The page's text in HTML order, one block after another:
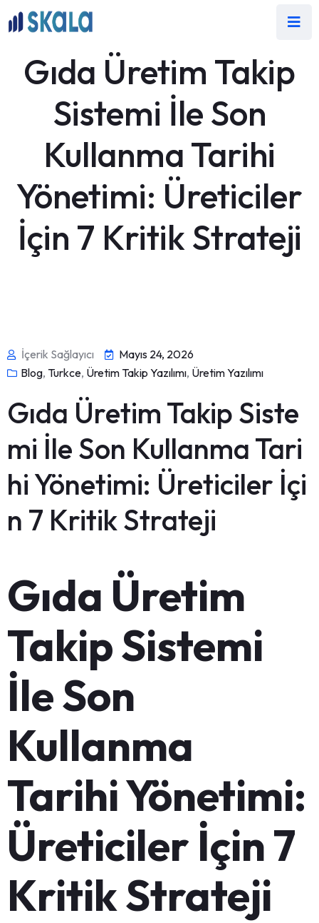
Gıda Üretim Takip
Sistemi İle Son
Kullanma Tarihi
Yönetimi: Üreticiler
İçin 7 Kritik Strateji
İçerik Sağlayıcı
Mayıs 24, 2026
Blog, Turkce, Üretim Takip Yazılımı, Üretim Yazılımı
Gıda Üretim Takip Siste
mi İle Son Kullanma Tari
hi Yönetimi: Üreticiler İçi
n 7 Kritik Strateji
Gıda Üretim
Takip Sistemi
İle Son
Kullanma
Tarihi Yönetimi:
Üreticiler İçin 7
Kritik Strateji